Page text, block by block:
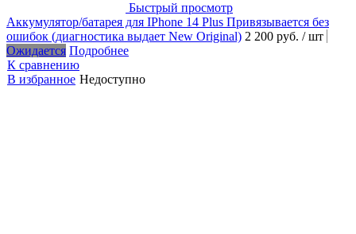
Быстрый просмотр
Аккумулятор/батарея для IPhone 14 Plus Привязывается без
ошибок (диагностика выдает New Original) 2 200 руб. / шт
Ожидается Подробнее
К сравнению
В избранное Недоступно